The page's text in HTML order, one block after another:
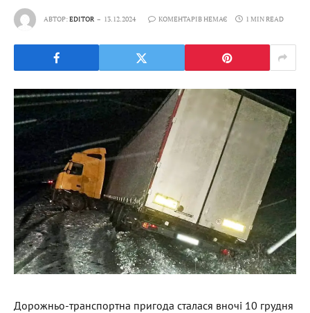
АВТОР:EDITOR 13.12.2024 КОМЕНТАРІВ НЕМАЄ 1 MIN READ
Дорожньо-транспортна пригода сталася вночі 10 грудня